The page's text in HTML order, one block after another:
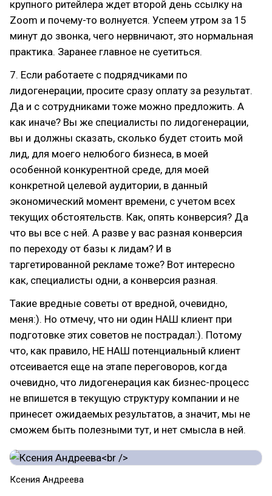
крупного ритейлера ждет второй день ссылку на
Zoom и почему-то волнуется. Успеем утром за 15
минут до звонка, чего нервничают, это нормальная
практика. Заранее главное не суетиться.
7. Если работаете с подрядчиками по
лидогенерации, просите сразу оплату за результат.
Да и с сотрудниками тоже можно предложить. А
как иначе? Вы же специалисты по лидогенерации,
вы и должны сказать, сколько будет стоить мой
лид, для моего нелюбого бизнеса, в моей
особенной конкурентной среде, для моей
конкретной целевой аудитории, в данный
экономический момент времени, с учетом всех
текущих обстоятельств. Как, опять конверсия? Да
что вы все с ней. А разве у вас разная конверсия
по переходу от базы к лидам? И в
таргетированной рекламе тоже? Вот интересно
как, специалисты одни, а конверсия разная.
Такие вредные советы от вредной, очевидно,
меня:). Но отмечу, что ни один НАШ клиент при
подготовке этих советов не пострадал:). Потому
что, как правило, НЕ НАШ потенциальный клиент
отсеивается еще на этапе переговоров, когда
очевидно, что лидогенерация как бизнес-процесс
не впишется в текущую структуру компании и не
принесет ожидаемых результатов, а значит, мы не
сможем быть полезными тут, и нет смысла в ней.
Ксения Андреева